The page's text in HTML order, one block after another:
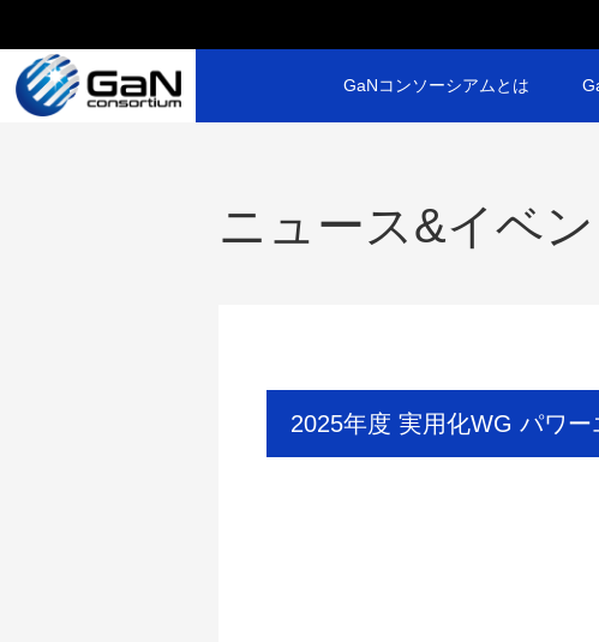
GaNコンソーシアムとは
ニュース&イベ
2025年度 実用化WG パワ
2025年